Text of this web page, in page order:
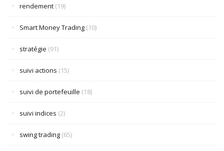
rendement (19)
Smart Money Trading (10)
stratégie (91)
suivi actions (15)
suivi de portefeuille (18)
suivi indices (2)
swing trading (65)